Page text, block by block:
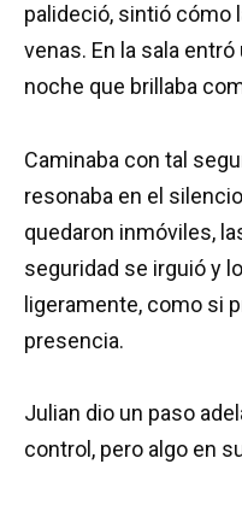
palideció, sintió cómo
venas. En la sala
noche que brillaba
Caminaba con tal
resonaba en el
quedaron inmóviles,
seguridad se irguió y
ligeramente, como si
presencia.
Julian dio un paso
control, pero algo en